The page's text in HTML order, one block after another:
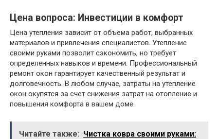
Цена вопроса: Инвестиции в комфорт
Цена утепления зависит от объема работ, выбранных
материалов и привлечения специалистов. Утепление
своими руками позволит сэкономить, но требует
определенных навыков и времени. Профессиональный
ремонт окон гарантирует качественный результат и
долговечность. В любом случае, затраты на утепление
окон окупятся за счет снижения затрат на отопление и
повышения комфорта в вашем доме.
Читайте также: Чистка ковра своими руками: